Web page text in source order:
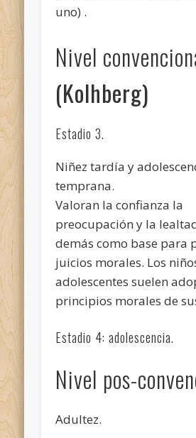
uno) .
Nivel
(Kolhberg)
Estadio 3.
Niñez tardía y
temprana.
Valoran la confianza la
preocupación y la
demás como base para
juicios morales. Los
adolescentes suelen
principios morales de
Estadio 4: adolescencia.
Nivel pos-
Adultez.